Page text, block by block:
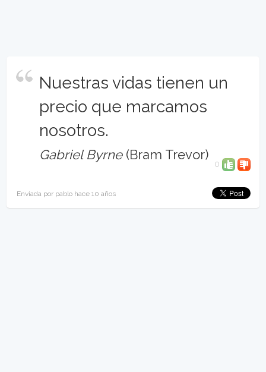
Nuestras vidas tienen un
precio que marcamos
nosotros.
Gabriel Byrne(Bram Trevor)
0
Enviada por pablo hace 10 años